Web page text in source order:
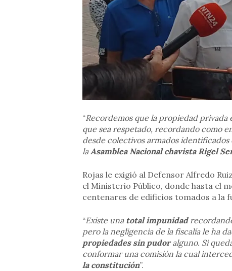
“Recordemos que la propiedad privada
que sea respetado, recordando como
desde colectivos armados
laAsamblea Nacional chavista Rigel
Rojas le exigió al Defensor Alfredo
el Ministerio Público, donde hasta el
centenares de edificios tomados a la
“Existe una total impunidad
pero la negligencia de la fiscalía le ha
propiedades sin pudoralguno. Si
conformar una comisión la cual
la constitución”.